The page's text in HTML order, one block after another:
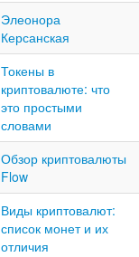
Элеонора
Керсанская
Токены в
криптовалюте: что
это простыми
словами
Обзор криптовалюты
Flow
Виды криптовалют:
список монет и их
отличия